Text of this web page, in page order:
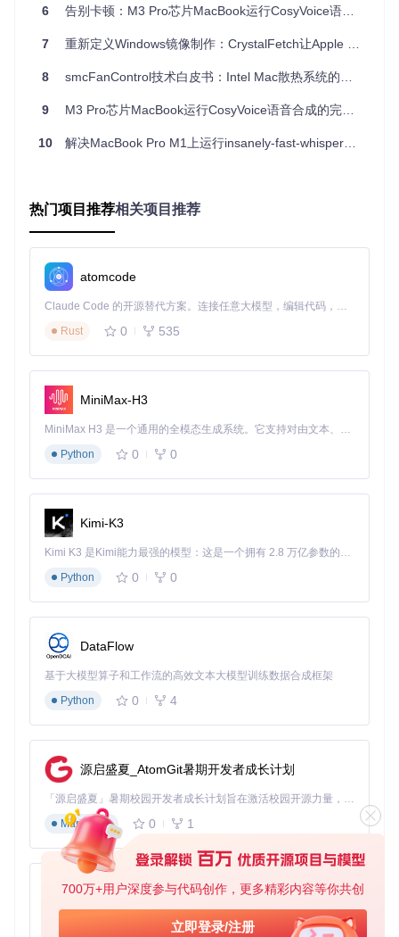
700万+用户深度参与代码创作，更多精彩内容等你共创
立即登录/注册
内存）里跑，你就会发现底层的隔离大坑深不见底。今天我们
底层生态搞炸的。
扒开setup.py与构建树：为何官方架构在 M
芯片上会遭遇本地编译死锁？
要搞清楚为什么在 Linux 服务器上一把梭的命令，到了 M3 芯
让苹果芯片跑本地 Agent，最核心的诉求就是利用苹果的 Met
al 框架（GPU 加速）来做本地大模型推理。但 Hermes-Agen
t 官方的依赖树写得极其“粗放”。当它试图安装诸如本地向量检
索、音频处理、或者底层 LLM 引擎时，它并没有指定专供 Ap
ple Silicon 的预编译库。
来看看后台被隐藏起来的这层灾难级编译逻辑（案发现场底层
# 当你执行 uv pip install 时，底层真实发生的可怕链路：
# 1. uv 发现某个依赖没有提供 arm64 的 .whl 包
Fetching source distribution
# 2. 触发 PEP 517 源码本地编译，调用系统的 clang
Running setup.py bdist_wheel...
# 它甚至试图用 Rosetta 转译环境里的 x86_64 GCC 来编译 ARM64 的
clang: error: linker
ld: in '/usr/local/lib/libomp.dylib', building for
你的系统里可能同时残留着 Intel 时代的 Homebrew 路径（/u
sr/local/
官方的构建脚本毫无防备地一头扎进去，链接了错误的动态库
（dylib），导致架构错配直接段错误挂机。
为了让大家彻底看清这场底层灾难，我梳理了官方默认配置与
构建
维度
的“理想
M芯片的真实
导致的致命后果
推理
引擎
默认 CPU
推理或尝
试找 CUD
A
必须显式激活
Metal
架构
(Arc
默认 x86
严格要求原生
arm64
❌ 触发mach-o
直接崩溃
6 告别卡顿：M3 Pro芯片MacBook运行CosyVoice语音合成全解决方案
7 重新定义Windows镜像制作：CrystalFetch让Apple Silicon用户三步打造虚拟机安装盘
8 smcFanControl技术白皮书：Intel Mac散热系统的智能调控方法
9 M3 Pro芯片MacBook运行CosyVoice语音合成的完整适配指南
10 解决MacBook Pro M1上运行insanely-fast-whisper的NotImplementedError问题
热门项目推荐相关项目推荐
atomcode
Claude Code 的开源替代方案。连接任意大模型，编辑代码，运行命令，自动验证 — 全自动执行。用 Rust 构建，极致性能。 ｜ An open-source alternative to Claude Code. Connect any LLM, edit code, run commands, and verify changes — autonomously. Built in Rust for speed. Get Started
Rust
0 535
MiniMax-H3
MiniMax H3 是一个通用的全模态生成系统。它支持对由文本、图像、视频和音频组成的多模态上下文进行统一理解，并能生成分辨率高达 2K、时长可达 15 秒的带原生立体声音频的视频。得益于面向任务泛化的系统设计，H3 在预训练阶段就已具备广泛的多模态上下文理解与生成能力，能够出色地执行复杂的多模态指令。
Python
0 0
Kimi-K3
Kimi K3 是Kimi能力最强的模型：这是一个拥有 2.8 万亿参数的混合专家（MoE）模型，具备原生视觉理解能力，并支持 100 万 token 的上下文窗口。
Python
0 0
DataFlow
基于大模型算子和工作流的高效文本大模型训练数据合成框架
Python
0 4
源启盛夏_AtomGit暑期开发者成长计划
「源启盛夏」暑期校园开发者成长计划旨在激活校园开源力量，通过积分激励、认证扶持、资源倾斜等形式，引导高校组织和开发者完成「入驻 — 建项目 — 做贡献 — 获认证 — 得资源」的完整闭环。无论你是想带领社团入驻平台的组织者，还是希望用代码贡献证明自己的开发者，都能在这里找到属于你的成长路径。
Markdown
0 1
py-xiaozhi
基于Python的Xiaozhi AI，适用于想要完整Xiaozhi体验而无需拥有专用硬件的用户。